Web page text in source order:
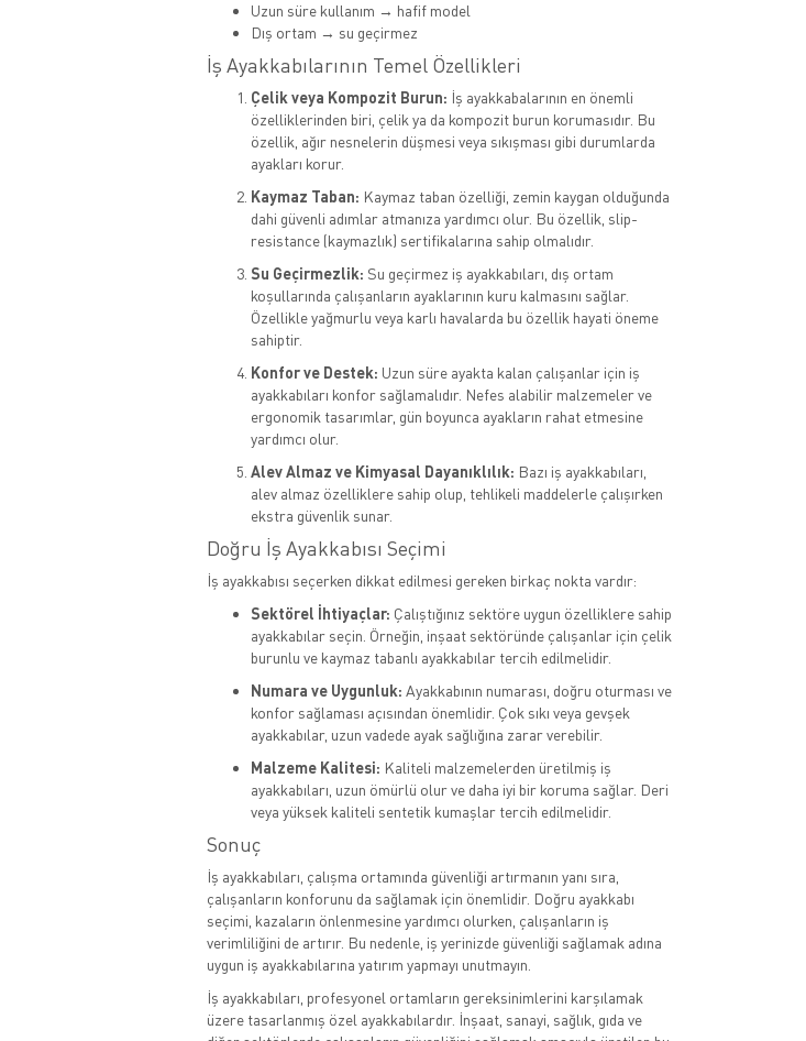
Uzun süre kullanım → hafif model
Dış ortam → su geçirmez
İş Ayakkabılarının Temel Özellikleri
Çelik veya Kompozit Burun: İş ayakkabalarının en önemli
özelliklerinden biri, çelik ya da kompozit burun korumasıdır. Bu
özellik, ağır nesnelerin düşmesi veya sıkışması gibi durumlarda
ayakları korur.
Kaymaz Taban: Kaymaz taban özelliği, zemin kaygan olduğunda
dahi güvenli adımlar atmanıza yardımcı olur. Bu özellik, slip-
resistance (kaymazlık) sertifikalarına sahip olmalıdır.
Su Geçirmezlik: Su geçirmez iş ayakkabıları, dış ortam
koşullarında çalışanların ayaklarının kuru kalmasını sağlar.
Özellikle yağmurlu veya karlı havalarda bu özellik hayati öneme
sahiptir.
Konfor ve Destek: Uzun süre ayakta kalan çalışanlar için iş
ayakkabıları konfor sağlamalıdır. Nefes alabilir malzemeler ve
ergonomik tasarımlar, gün boyunca ayakların rahat etmesine
yardımcı olur.
Alev Almaz ve Kimyasal Dayanıklılık: Bazı iş ayakkabıları,
alev almaz özelliklere sahip olup, tehlikeli maddelerle çalışırken
ekstra güvenlik sunar.
Doğru İş Ayakkabısı Seçimi
İş ayakkabısı seçerken dikkat edilmesi gereken birkaç nokta vardır:
Sektörel İhtiyaçlar: Çalıştığınız sektöre uygun özelliklere sahip
ayakkabılar seçin. Örneğin, inşaat sektöründe çalışanlar için çelik
burunlu ve kaymaz tabanlı ayakkabılar tercih edilmelidir.
Numara ve Uygunluk: Ayakkabının numarası, doğru oturması ve
konfor sağlaması açısından önemlidir. Çok sıkı veya gevşek
ayakkabılar, uzun vadede ayak sağlığına zarar verebilir.
Malzeme Kalitesi: Kaliteli malzemelerden üretilmiş iş
ayakkabıları, uzun ömürlü olur ve daha iyi bir koruma sağlar. Deri
veya yüksek kaliteli sentetik kumaşlar tercih edilmelidir.
Sonuç
İş ayakkabıları, çalışma ortamında güvenliği artırmanın yanı sıra,
çalışanların konforunu da sağlamak için önemlidir. Doğru ayakkabı
seçimi, kazaların önlenmesine yardımcı olurken, çalışanların iş
verimliliğini de artırır. Bu nedenle, iş yerinizde güvenliği sağlamak adına
uygun iş ayakkabılarına yatırım yapmayı unutmayın.
İş ayakkabıları, profesyonel ortamların gereksinimlerini karşılamak
üzere tasarlanmış özel ayakkabılardır. İnşaat, sanayi, sağlık, gıda ve